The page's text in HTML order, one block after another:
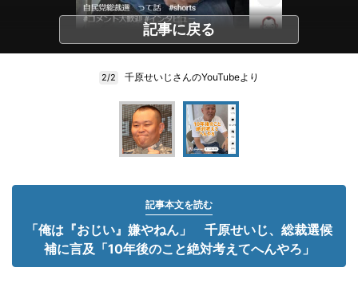
記事に戻る
2/2 千原せいじさんのYouTubeより
記事本文を読む
「俺は『おじい』嫌やねん」 千原せいじ、総裁選候
補に言及「10年後のこと絶対考えてへんやろ」